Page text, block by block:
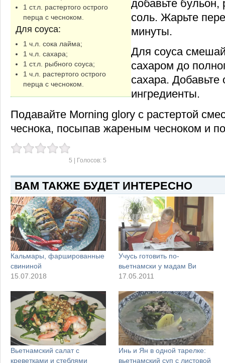
1 ст.л. растертого острого
перца с чесноком.
Для соуса:
1 ч.л. сока лайма;
1 ч.л. сахара;
1 ст.л. рыбного соуса;
1 ч.л. растертого острого
перца с чесноком.
добавьте
соль. Жарьте
минуты.
Для соуса
сахаром до
сахара. Добавьте
ингредиенты.
Подавайте Morning glory c растертой
чеснока, посыпав жареным чесноком и
5 | Голосов: 5
ВАМ ТАКЖЕ БУДЕТ ИНТЕРЕСНО
Кальмары, фаршированные
свининой
15.07.2018
Учусь готовить по-
вьетнамски у мадам Ви
17.05.2011
Вьетнамский салат c
креветками и стеблями
Инь и Ян в одной тарелке:
вьетнамский суп с листовой